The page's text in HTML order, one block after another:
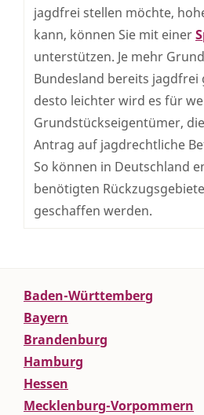
jagdfrei stellen möchte,
kann, können Sie mit einer
unterstützen. Je mehr
Bundesland bereits jagdfrei
desto leichter wird es für
Grundstückseigentümer,
Antrag auf jagdrechtliche
So können in Deutschland
benötigten
geschaffen werden.
Baden-Württemberg
Bayern
Brandenburg
Hamburg
Hessen
Mecklenburg-Vorpommern